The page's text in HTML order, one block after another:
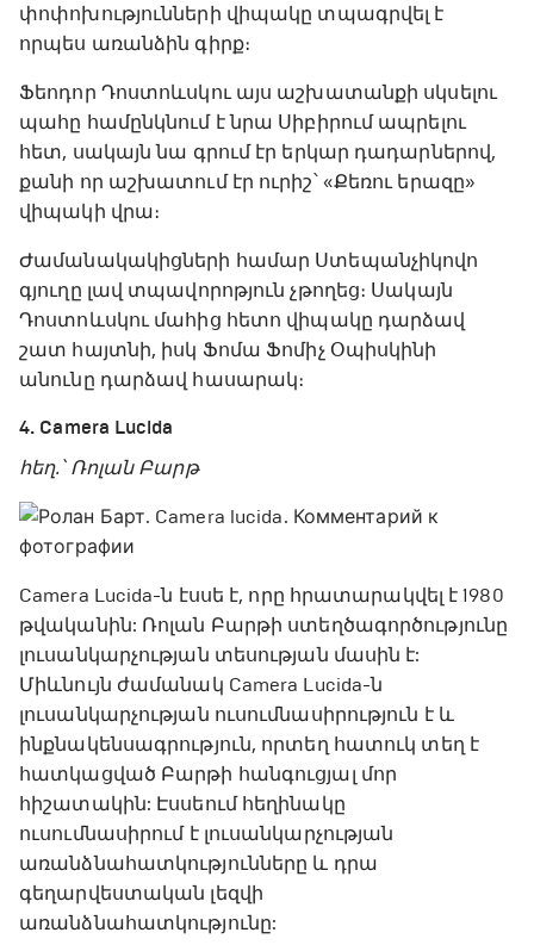
փոփոխությունների վիպակը տպագրվել է
որպես առանձին գիրք։
Ֆեոդոր Դոստոևսկու այս աշխատանքի սկսելու
պահը համընկնում է նրա Սիբիրում ապրելու
հետ, սակայն նա գրում էր երկար դադարներով,
քանի որ աշխատում էր ուրիշ՝ «Քեռու երազը»
վիպակի վրա։
Ժամանակակիցների համար Ստեպանչիկովո
գյուղը լավ տպավորոթյուն չթողեց։ Սակայն
Դոստոևսկու մահից հետո վիպակը դարձավ
շատ հայտնի, իսկ Ֆոմա Ֆոմիչ Օպիսկինի
անունը դարձավ հասարակ։
4. Camera Lucida
հեղ.՝ Ռոլան Բարթ
Camera Lucida-ն էսսե է, որը հրատարակվել է 1980
թվականին: Ռոլան Բարթի ստեղծագործությունը
լուսանկարչության տեսության մասին է:
Միևնույն ժամանակ Camera Lucida-ն
լուսանկարչության ուսումնասիրություն է և
ինքնակենսագրություն, որտեղ հատուկ տեղ է
հատկացված Բարթի հանգուցյալ մոր
հիշատակին: Էսսեում հեղինակը
ուսումնասիրում է լուսանկարչության
առանձնահատկությունները և դրա
գեղարվեստական ​​լեզվի
առանձնահատկությունը: